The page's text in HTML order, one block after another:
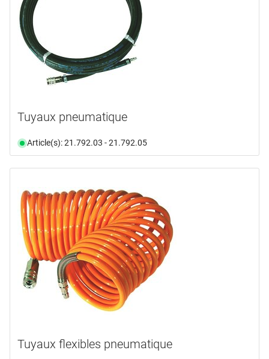
Tuyaux pneumatique
Article(s): 21.792.03 - 21.792.05
Tuyaux flexibles pneumatique